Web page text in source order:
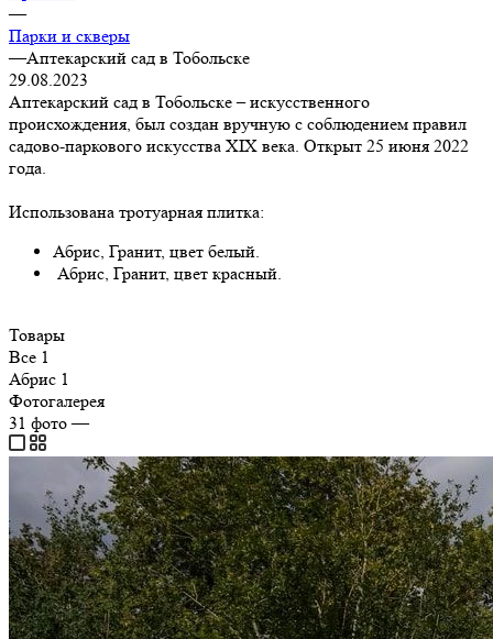
—
Парки и скверы
—Аптекарский сад в Тобольске
29.08.2023
Аптекарский сад в Тобольске – искусственного
происхождения, был создан вручную с соблюдением правил
садово-паркового искусства XIX века. Открыт 25 июня 2022
года.
Использована тротуарная плитка:
Абрис, Гранит, цвет белый.
Абрис, Гранит, цвет красный.
Товары
Все 1
Абрис 1
Фотогалерея
31 фото—